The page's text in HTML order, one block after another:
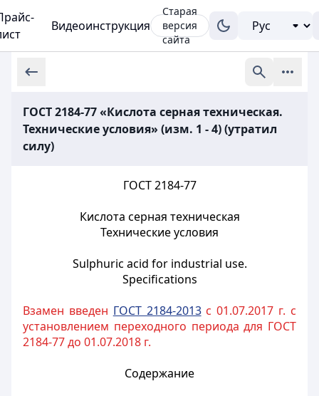
Видеоинструкция
Старая
версия
сайта
ГОСТ 2184-77 «Кислота серная техническая.
Технические условия» (изм. 1 - 4) (утратил
силу)
ГОСТ 2184-77
Кислота серная техническая
Технические условия
Sulphuric acid for industrial use.
Specifications
Взамен введен ГОСТ 2184-2013с 01.07.2017 г. с
установлением переходного периода для ГОСТ
2184-77 до 01.07.2018 г.
Содержание